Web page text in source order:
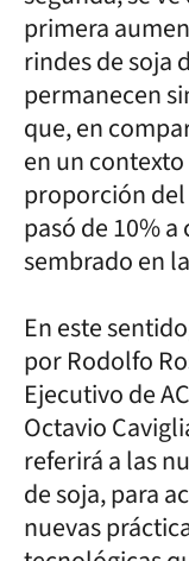
primera
rindes de soja
permanecen
que, en
en un
proporción del
pasó de 10%
sembrado en
En este
por Rodolfo
Ejecutivo de
Octavio
referirá a las
de soja, para
nuevas